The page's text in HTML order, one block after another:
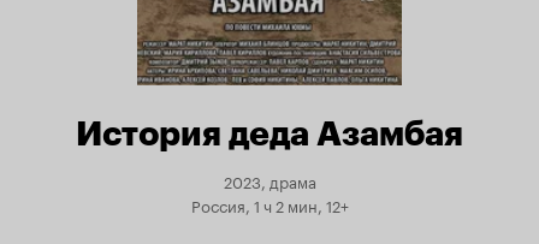
История деда Азамбая
2023, драма
Россия, 1 ч 2 мин, 12+